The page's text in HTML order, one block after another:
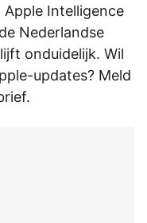
Intelligence
Nederlandse
onduidelijk. Wil
updates? Meld